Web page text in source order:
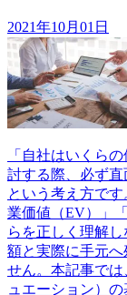
2021年10月01日
「自社はいくら
討する際、必ず直
という考え方で
業価値（EV）」
らを正しく理解
額と実際に手元
せん。本記事で
ュエーション）の